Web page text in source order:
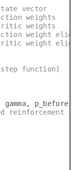
vector
weights
weights
weight
weight
function]
p_before):
reinforcement